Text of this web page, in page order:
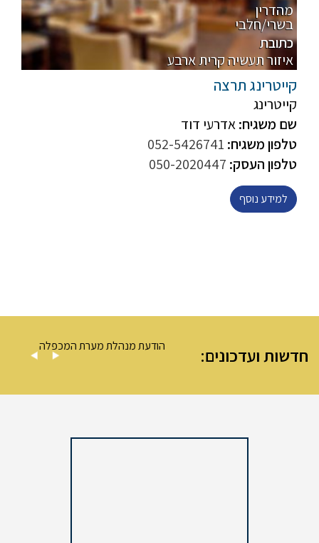
בשרי/חלבי
מהדרין
כתובת
איזור תעשיה קרית ארבע
קייטרינג תרצה
קייטרינג
שם משגיח:אדרעי דוד
טלפון משגיח: 052-5426741
טלפון העסק: 050-2020447
למידע נוסף
חדשות ועדכונים: הודעת מנהלת מערת המכפלה